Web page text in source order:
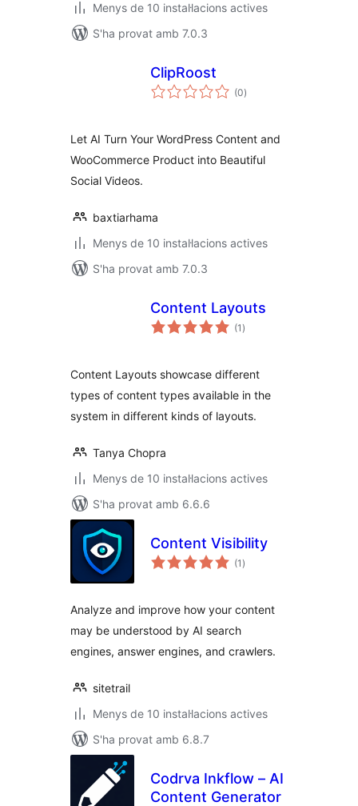
Menys de 10 instal·lacions actives
S'ha provat amb 7.0.3
ClipRoost
(0puntuacions
totals
)
Let AI Turn Your WordPress Content and
WooCommerce Product into Beautiful
Social Videos.
baxtiarhama
Menys de 10 instal·lacions actives
S'ha provat amb 7.0.3
Content Layouts
(1 puntuacions
totals
)
Content Layouts showcase different
types of content types available in the
system in different kinds of layouts.
Tanya Chopra
Menys de 10 instal·lacions actives
S'ha provat amb 6.6.6
Content Visibility
(1 puntuacions
totals
)
Analyze and improve how your content
may be understood by AI search
engines, answer engines, and crawlers.
sitetrail
Menys de 10 instal·lacions actives
S'ha provat amb 6.8.7
Codrva Inkflow – AI
Content Generator